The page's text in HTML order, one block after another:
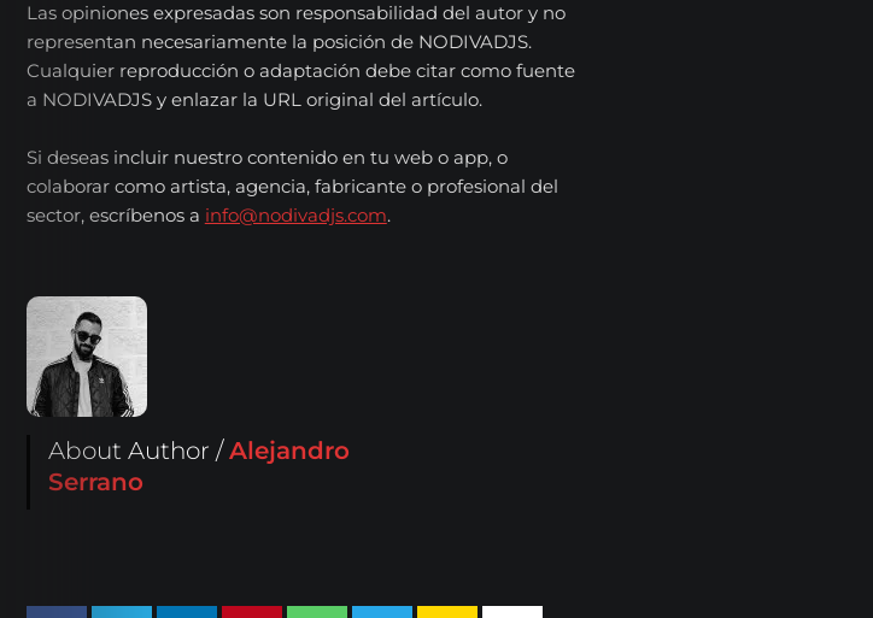
Las opiniones expresadas son responsabilidad del autor y no
representan necesariamente la posición de NODIVADJS.
Cualquier reproducción o adaptación debe citar como fuente
a NODIVADJS y enlazar la URL original del artículo.
Si deseas incluir nuestro contenido en tu web o app, o
colaborar como artista, agencia, fabricante o profesional del
sector, escríbenos a info@nodivadjs.com.
About Author /Alejandro
Serrano